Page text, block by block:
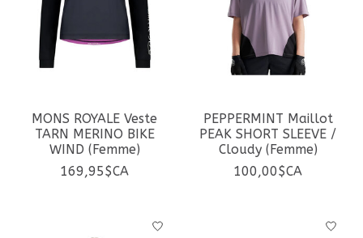
MONS ROYALE Veste
TARN MERINO BIKE
WIND (Femme)
169,95$CA
PEPPERMINT Maillot
PEAK SHORT SLEEVE /
Cloudy (Femme)
100,00$CA